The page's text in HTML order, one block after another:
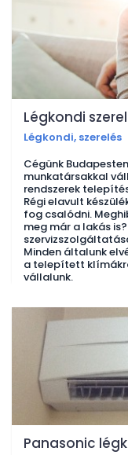
Légkondi
Légkondi, szerelés
Cégünk
munkatársakkal
rendszerek
Régi elavult
fog csalódni.
meg már a lakás
Minden általunk
a telepített
vállalunk.
Panasonic